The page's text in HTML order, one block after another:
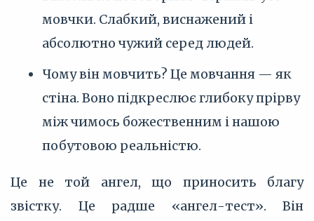
мовчки. Слабкий, виснажений і
абсолютно чужий серед людей.
Чому він мовчить? Це мовчання — як
стіна. Воно підкреслює глибоку прірву
між чимось божественним і нашою
побутовою реальністю.
Це не той ангел, що приносить благу
звістку. Це радше «ангел-тест». Він